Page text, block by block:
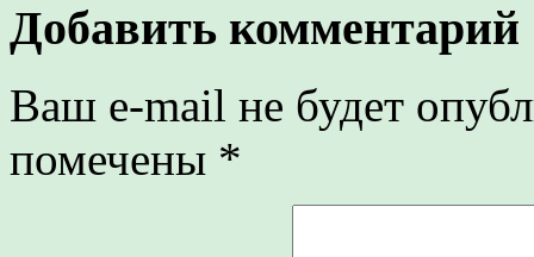
Добавить комментарий
Ваш e-mail не будет
помечены *